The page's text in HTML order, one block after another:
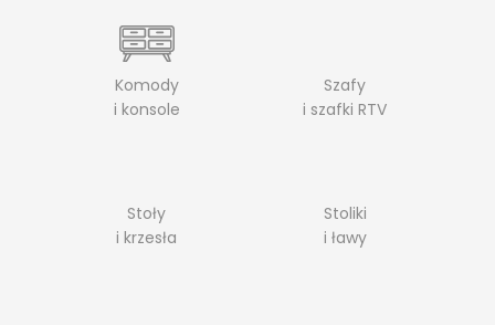
Komody
i konsole
Szafy
i szafki RTV
Stoły
i krzesła
Stoliki
i ławy